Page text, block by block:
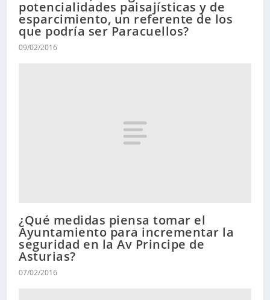
potencialidades paisajísticas y de
esparcimiento, un referente de los
que podría ser Paracuellos?
09/02/2016
¿Qué medidas piensa tomar el
Ayuntamiento para incrementar la
seguridad en la Av Principe de
Asturias?
07/02/2016